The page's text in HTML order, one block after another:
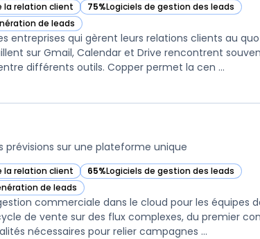
la relation client 75%Logiciels de gestion des leads
— voir Copper dans cette catégorie
de leads
entreprises qui gèrent leurs relations clients au
sur Gmail, Calendar et Drive rencontrent
différents outils. Copper permet la cen ...
prévisions sur une plateforme unique
la relation client
catégorie 65%Logiciels de gestion des leads
— voir Oracle Sales Cloud dans cette
de leads
catégorie
commerciale dans le cloud pour les équipes
de vente sur des flux complexes, du premier
nécessaires pour relier campagnes ...